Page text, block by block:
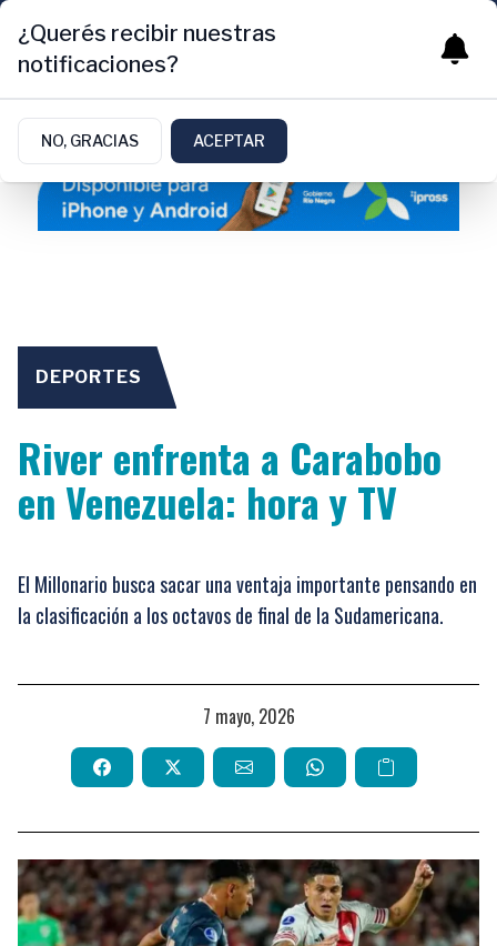
DEPORTES
River enfrenta a Carabobo
en Venezuela: hora y TV
El Millonario busca sacar una ventaja importante pensando en
la clasificación a los octavos de final de la Sudamericana.
7 mayo, 2026
¿Querés recibir nuestras
notificaciones?
NO, GRACIAS ACEPTAR